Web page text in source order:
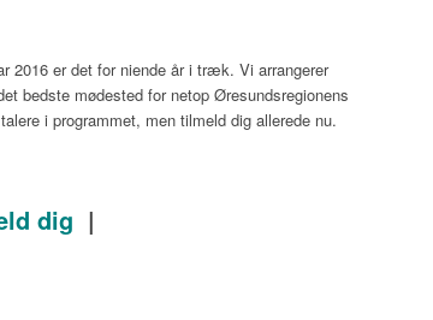
2016 er det for niende år i træk. Vi arrangerer
bedste mødested for netop Øresundsregionens
i programmet, men tilmeld dig allerede nu.
dig |